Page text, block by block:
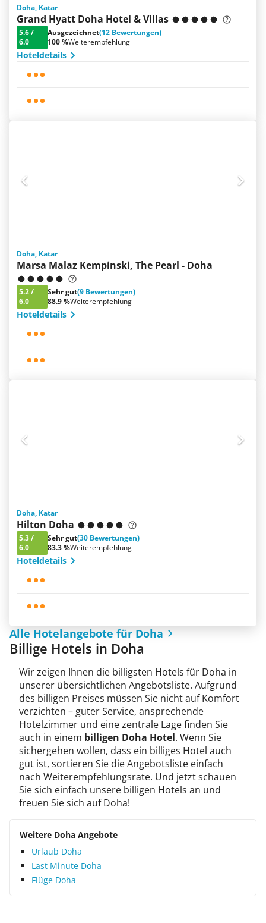
Doha, Katar
Grand Hyatt Doha Hotel & Villas
5.6/
6.0
Ausgezeichnet(12 Bewertungen)
100 %Weiterempfehlung
Hoteldetails
Doha, Katar
Marsa Malaz Kempinski, The Pearl - Doha
5.2/
6.0
Sehr gut(9 Bewertungen)
88.9 %Weiterempfehlung
Hoteldetails
Doha, Katar
Hilton Doha
5.3/
6.0
Sehr gut(30 Bewertungen)
83.3 %Weiterempfehlung
Hoteldetails
Alle Hotelangebote für Doha
Billige Hotels in Doha
Wir zeigen Ihnen die billigsten Hotels für Doha in
unserer übersichtlichen Angebotsliste. Aufgrund
des billigen Preises müssen Sie nicht auf Komfort
verzichten – guter Service, ansprechende
Hotelzimmer und eine zentrale Lage finden Sie
auch in einem billigen Doha Hotel. Wenn Sie
sichergehen wollen, dass ein billiges Hotel auch
gut ist, sortieren Sie die Angebotsliste einfach
nach Weiterempfehlungsrate. Und jetzt schauen
Sie sich einfach unsere billigen Hotels an und
freuen Sie sich auf Doha!
Weitere Doha Angebote
Urlaub Doha
Last Minute Doha
Flüge Doha